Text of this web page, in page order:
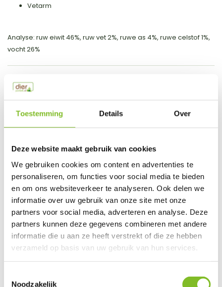
Toestemming Details Over
Deze website maakt gebruik van cookies
We gebruiken cookies om content en advertenties te
personaliseren, om functies voor social media te bieden
en om ons websiteverkeer te analyseren. Ook delen we
informatie over uw gebruik van onze site met onze
partners voor social media, adverteren en analyse. Deze
partners kunnen deze gegevens combineren met andere
informatie die u aan ze heeft verstrekt of die ze hebben
verzameld op basis van uw gebruik van hun services.
Noodzakelijk
Vetarm
Analyse: ruw eiwit 46%, ruw vet 2%, ruwe as 4%, ruwe celstof 1%,
vocht 26%
Productspecificaties
Vergelijk Delen
Our employee is happy to help you find the right product
Send mail
This product is available in the following variants:
Gerelateerde producten